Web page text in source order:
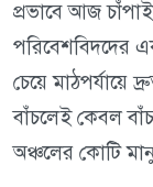
প্রভাবে আজ
পরিবেশবিদদের
চেয়ে মাঠপর্যায়ে
বাঁচলেই কেবল
অঞ্চলের কোটি